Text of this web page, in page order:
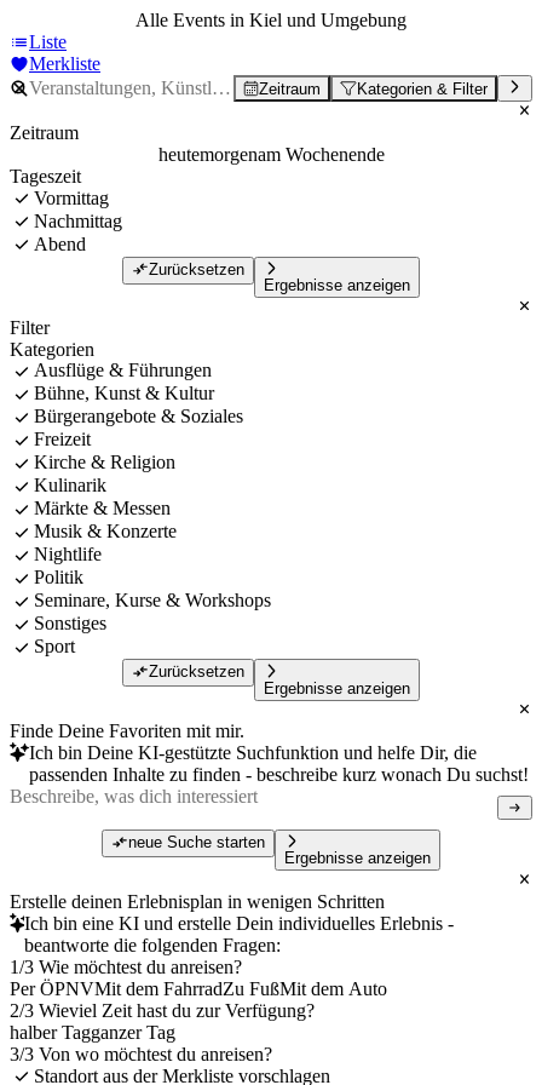
Alle Events in Kiel und Umgebung
Liste
Merkliste
Zeitraum Kategorien & Filter
Zeitraum
heutemorgenam Wochenende
Tageszeit
Vormittag
Nachmittag
Abend
Zurücksetzen
Ergebnisse anzeigen
Filter
Kategorien
Ausflüge & Führungen
Bühne, Kunst & Kultur
Bürgerangebote & Soziales
Freizeit
Kirche & Religion
Kulinarik
Märkte & Messen
Musik & Konzerte
Nightlife
Politik
Seminare, Kurse & Workshops
Sonstiges
Sport
Zurücksetzen
Ergebnisse anzeigen
Finde Deine Favoriten mit mir.
Ich bin Deine KI-gestützte Suchfunktion und helfe Dir, die
passenden Inhalte zu finden - beschreibe kurz wonach Du suchst!
neue Suche starten
Ergebnisse anzeigen
Erstelle deinen Erlebnisplan in wenigen Schritten
Ich bin eine KI und erstelle Dein individuelles Erlebnis -
beantworte die folgenden Fragen:
1/3 Wie möchtest du anreisen?
Per ÖPNVMit dem FahrradZu FußMit dem Auto
2/3 Wieviel Zeit hast du zur Verfügung?
halber Tagganzer Tag
3/3 Von wo möchtest du anreisen?
Standort aus der Merkliste vorschlagen